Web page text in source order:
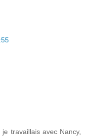
travaillais avec Nancy,